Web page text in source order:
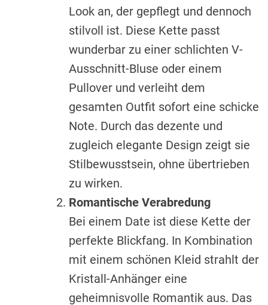
Look an, der gepflegt und dennoch
stilvoll ist. Diese Kette passt
wunderbar zu einer schlichten V-
Ausschnitt-Bluse oder einem
Pullover und verleiht dem
gesamten Outfit sofort eine schicke
Note. Durch das dezente und
zugleich elegante Design zeigt sie
Stilbewusstsein, ohne übertrieben
zu wirken.
Romantische Verabredung
Bei einem Date ist diese Kette der
perfekte Blickfang. In Kombination
mit einem schönen Kleid strahlt der
Kristall-Anhänger eine
geheimnisvolle Romantik aus. Das